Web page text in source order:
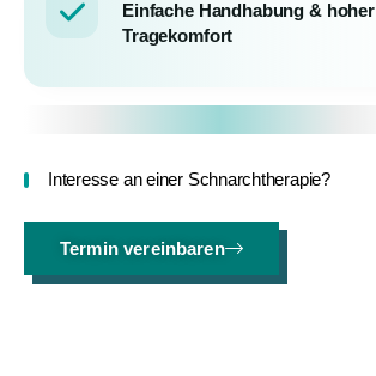
Einfache Handhabung & hoher
Tragekomfort
Interesse an einer Schnarchtherapie?
Termin vereinbaren